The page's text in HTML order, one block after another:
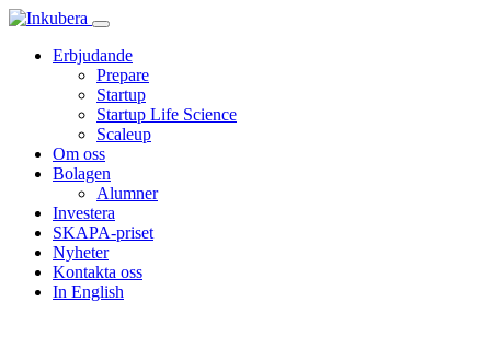
Erbjudande
Prepare
Startup
Startup Life Science
Scaleup
Om oss
Bolagen
Alumner
Investera
SKAPA-priset
Nyheter
Kontakta oss
In English